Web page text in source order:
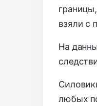
взяли с
На
любых